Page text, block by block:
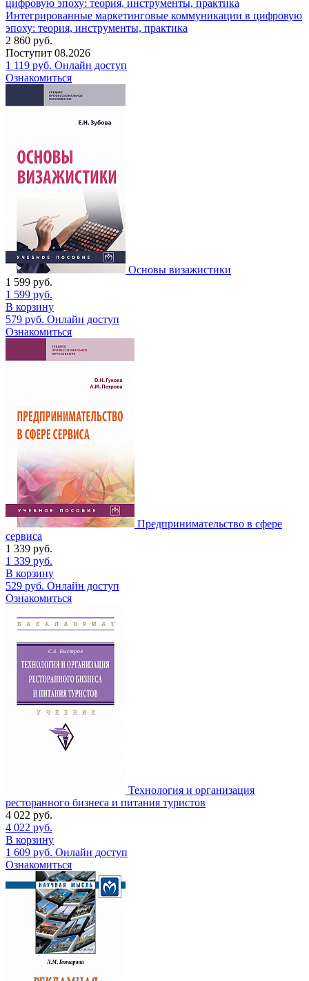
Интегрированные маркетинговые коммуникации в цифровую
эпоху: теория, инструменты, практика
2 860 руб.
Поступит 08.2026
1 119 руб. Онлайн доступ
Ознакомиться
Основы визажистики
1 599 руб.
1 599 руб.
В корзину
579 руб. Онлайн доступ
Ознакомиться
Предпринимательство в сфере
сервиса
1 339 руб.
1 339 руб.
В корзину
529 руб. Онлайн доступ
Ознакомиться
Технология и организация
ресторанного бизнеса и питания туристов
4 022 руб.
4 022 руб.
В корзину
1 609 руб. Онлайн доступ
Ознакомиться